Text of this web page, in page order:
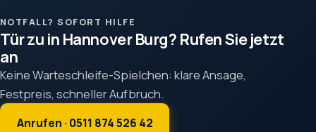
NOTFALL? SOFORT HILFE
Tür zu in Hannover Burg? Rufen Sie jetzt
an
Keine Warteschleife-Spielchen: klare Ansage,
Festpreis, schneller Aufbruch.
Anrufen · 0511 874 526 42